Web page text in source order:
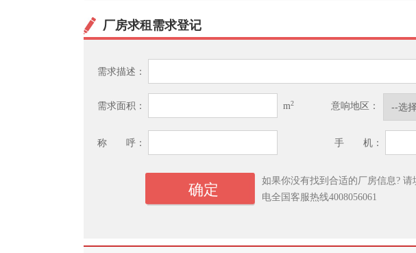
厂房求租需求登记
需求描述：
需求面积： m2 意响地区：
称 呼： 手 机：
如果你没有找到合适的厂房信息?
电全国客服热线4008056061